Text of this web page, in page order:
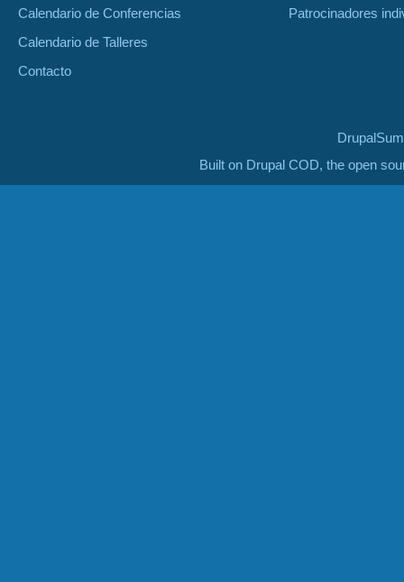
Calendario de Conferencias
Calendario de Talleres
Contacto
Patrocinadores
Built on Drupal COD, the open